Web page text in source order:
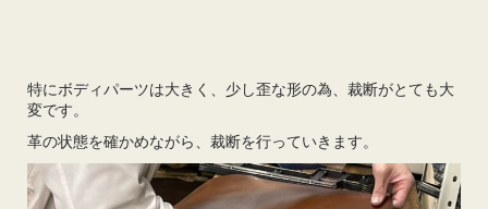
特にボディパーツは大きく、少し歪な形の為、裁断がとても大
変です。
革の状態を確かめながら、裁断を行っていきます。